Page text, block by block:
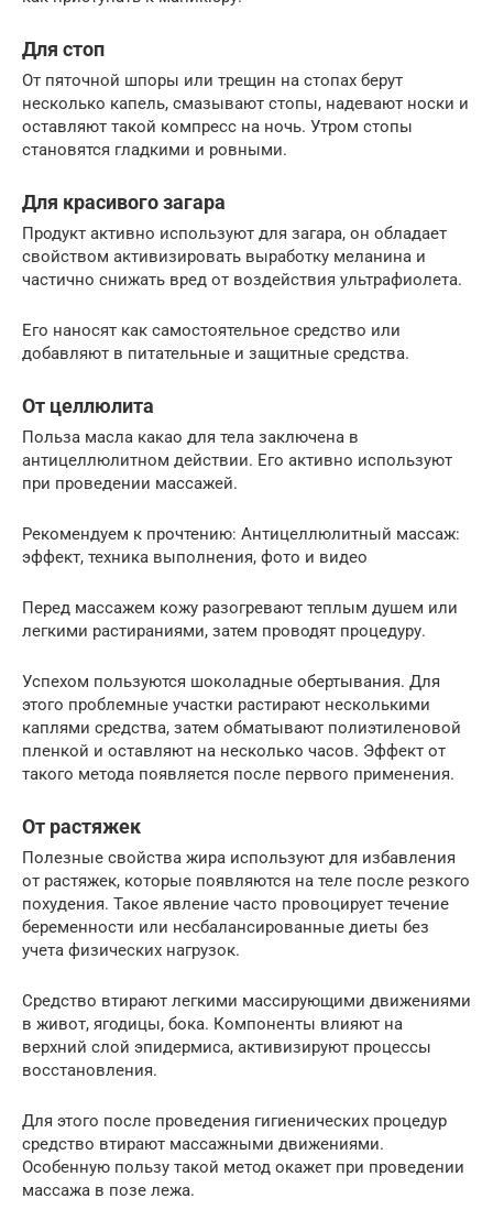
Для стоп
От пяточной шпоры или трещин на стопах берут
несколько капель, смазывают стопы, надевают носки и
оставляют такой компресс на ночь. Утром стопы
становятся гладкими и ровными.
Для красивого загара
Продукт активно используют для загара, он обладает
свойством активизировать выработку меланина и
частично снижать вред от воздействия ультрафиолета.
Его наносят как самостоятельное средство или
добавляют в питательные и защитные средства.
От целлюлита
Польза масла какао для тела заключена в
антицеллюлитном действии. Его активно используют
при проведении массажей.
Рекомендуем к прочтению: Антицеллюлитный массаж:
эффект, техника выполнения, фото и видео
Перед массажем кожу разогревают теплым душем или
легкими растираниями, затем проводят процедуру.
Успехом пользуются шоколадные обертывания. Для
этого проблемные участки растирают несколькими
каплями средства, затем обматывают полиэтиленовой
пленкой и оставляют на несколько часов. Эффект от
такого метода появляется после первого применения.
От растяжек
Полезные свойства жира используют для избавления
от растяжек, которые появляются на теле после резкого
похудения. Такое явление часто провоцирует течение
беременности или несбалансированные диеты без
учета физических нагрузок.
Средство втирают легкими массирующими движениями
в живот, ягодицы, бока. Компоненты влияют на
верхний слой эпидермиса, активизируют процессы
восстановления.
Для этого после проведения гигиенических процедур
средство втирают массажными движениями.
Особенную пользу такой метод окажет при проведении
массажа в позе лежа.